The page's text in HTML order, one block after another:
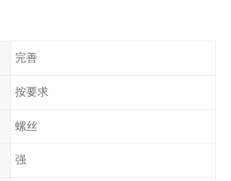
完善
按要求
螺丝
强